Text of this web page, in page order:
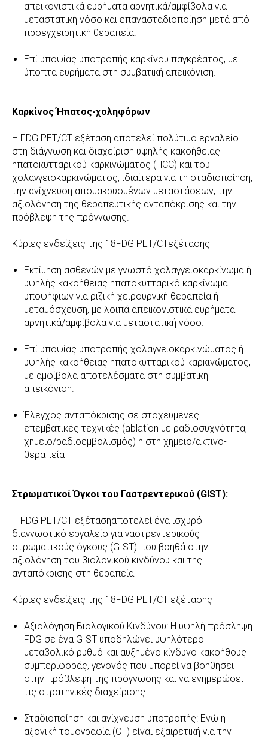
απεικονιστικά ευρήματα αρνητικά/αμφίβολα για
μεταστατική νόσο και επανασταδιοποίηση μετά από
προεγχειρητική θεραπεία.
Επί υποψίας υποτροπής καρκίνου παγκρέατος, με
ύποπτα ευρήματα στη συμβατική απεικόνιση.
Καρκίνος Ήπατος-χοληφόρων
Η FDG PET/CT εξέταση αποτελεί πολύτιμο εργαλείο
στη διάγνωση και διαχείριση υψηλής κακοήθειας
ηπατοκυτταρικού καρκινώματος (HCC) και του
χολαγγειοκαρκινώματος, ιδιαίτερα για τη σταδιοποίηση,
την ανίχνευση απομακρυσμένων μεταστάσεων, την
αξιολόγηση της θεραπευτικής ανταπόκρισης και την
πρόβλεψη της πρόγνωσης.
Κύριες ενδείξεις της 18FDG PET/CTεξέτασης
Εκτίμηση ασθενών με γνωστό χολαγγειοκαρκίνωμα ή
υψηλής κακοήθειας ηπατοκυτταρικό καρκίνωμα
υποψήφιων για ριζική χειρουργική θεραπεία ή
μεταμόσχευση, με λοιπά απεικονιστικά ευρήματα
αρνητικά/αμφίβολα για μεταστατική νόσο.
Επί υποψίας υποτροπής χολαγγειοκαρκινώματος ή
υψηλής κακοήθειας ηπατοκυτταρικού καρκινώματος,
με αμφίβολα αποτελέσματα στη συμβατική
απεικόνιση.
Έλεγχος ανταπόκρισης σε στοχευμένες
επεμβατικές τεχνικές (ablation με ραδιοσυχνότητα,
χημειο/ραδιοεμβολισμός) ή στη χημειο/ακτινο-
θεραπεία
Στρωματικοί Όγκοι του Γαστρεντερικού (GIST):
Η FDG PET/CT εξέτασηαποτελεί ένα ισχυρό
διαγνωστικό εργαλείο για γαστρεντερικούς
στρωματικούς όγκους (GIST) που βοηθά στην
αξιολόγηση του βιολογικού κινδύνου και της
ανταπόκρισης στη θεραπεία
Κύριες ενδείξεις της 18FDG PET/CT εξέτασης
Αξιολόγηση Βιολογικού Κινδύνου: Η υψηλή πρόσληψη
FDG σε ένα GIST υποδηλώνει υψηλότερο
μεταβολικό ρυθμό και αυξημένο κίνδυνο κακοήθους
συμπεριφοράς, γεγονός που μπορεί να βοηθήσει
στην πρόβλεψη της πρόγνωσης και να ενημερώσει
τις στρατηγικές διαχείρισης.
Σταδιοποίηση και ανίχνευση υποτροπής: Ενώ η
αξονική τομογραφία (CT) είναι εξαιρετική για την